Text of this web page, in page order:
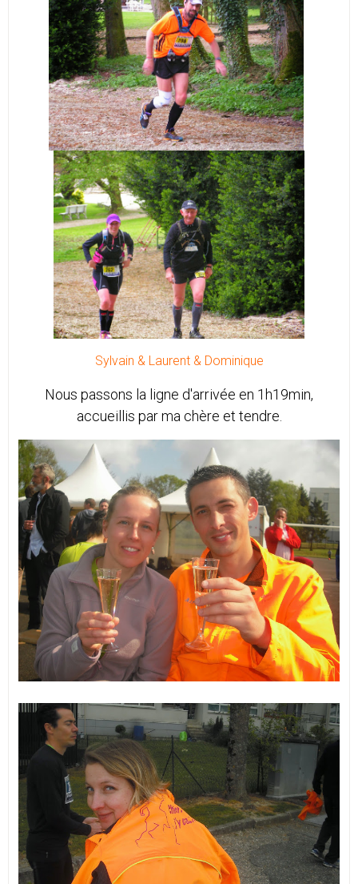
Sylvain & Laurent & Dominique
Nous passons la ligne d'arrivée en 1h19min,
accueillis par ma chère et tendre.